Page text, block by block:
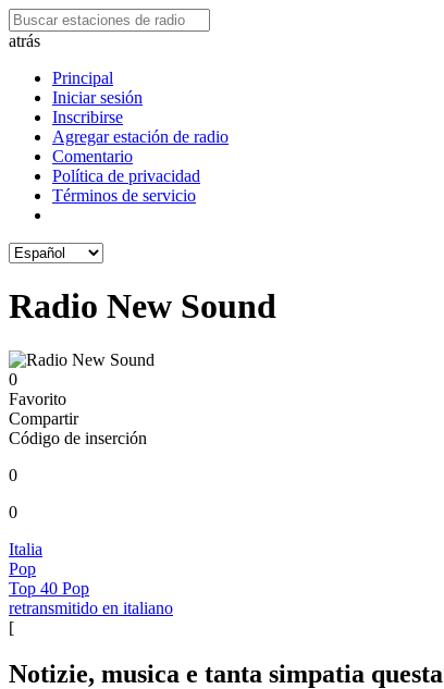
atrás
Principal
Iniciar sesión
Inscribirse
Agregar estación de radio
Comentario
Política de privacidad
Términos de servicio
Radio New Sound
0
Favorito
Compartir
Código de inserción
0
0
Italia
Pop
Top 40 Pop
retransmitido en italiano
[
Notizie, musica e tanta simpatia